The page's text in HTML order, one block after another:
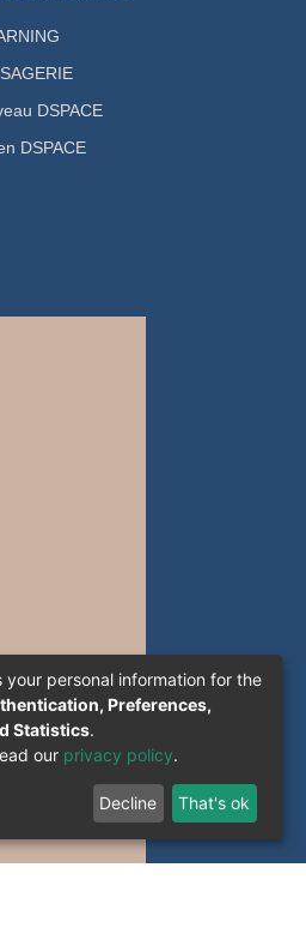
DSPACE
DSPACE
your personal information for the
Preferences,
Statistics.
our privacy policy.
Decline That's ok